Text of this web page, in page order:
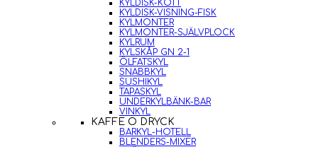
KYLDISK-KÖTT
KYLDISK-VISNING-FISK
KYLMONTER
KYLMONTER-SJÄLVPLOCK
KYLRUM
KYLSKÅP GN 2-1
ÖLFATSKYL
SNABBKYL
SUSHIKYL
TAPASKYL
UNDERKYLBÄNK-BAR
VINKYL
KAFFE O DRYCK
BARKYL-HOTELL
BLENDERS-MIXER